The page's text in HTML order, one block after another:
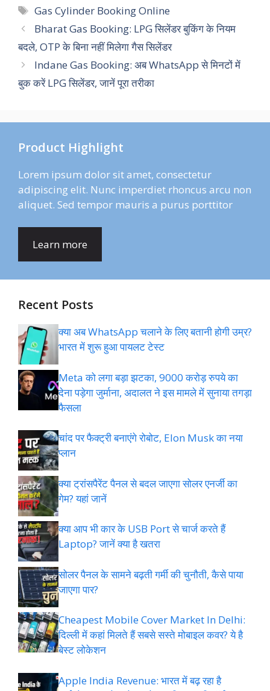
Tags
Gas Cylinder Booking Online
Bharat Gas Booking: LPG सिलेंडर बुकिंग के नियम
बदले, OTP के बिना नहीं मिलेगा गैस सिलेंडर
Indane Gas Booking: अब WhatsApp से मिनटों में
बुक करें LPG सिलेंडर, जानें पूरा तरीका
Product Highlight
Lorem ipsum dolor sit amet, consectetur
adipiscing elit. Nunc imperdiet rhoncus arcu non
aliquet. Sed tempor mauris a purus porttitor
Learn more
Recent Posts
क्या अब WhatsApp चलाने के लिए बतानी होगी उम्र?
भारत में शुरू हुआ पायलट टेस्ट
Meta को लगा बड़ा झटका, 9000 करोड़ रुपये का
देना पड़ेगा जुर्माना, अदालत ने इस मामले में सुनाया तगड़ा
फैसला
चांद पर फैक्ट्री बनाएंगे रोबोट, Elon Musk का नया
प्लान
क्या ट्रांसपैरेंट पैनल से बदल जाएगा सोलर एनर्जी का
गेम? यहां जानें
क्या आप भी कार के USB Port से चार्ज करते हैं
Laptop? जानें क्या है खतरा
सोलर पैनल के सामने बढ़ती गर्मी की चुनौती, कैसे पाया
जाएगा पार?
Cheapest Mobile Cover Market In Delhi:
दिल्ली में कहां मिलते हैं सबसे सस्ते मोबाइल कवर? ये है
बेस्ट लोकेशन
Apple India Revenue: भारत में बढ़ रहा है